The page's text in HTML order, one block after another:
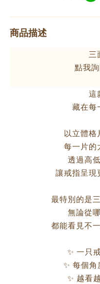
商品描述
三
點我詢
這
藏在每
以立體格
每一片的
透過高
讓戒指呈現
最特別的是
無論從
都能看見不
✨ 一只
✨ 每個
✨ 越看